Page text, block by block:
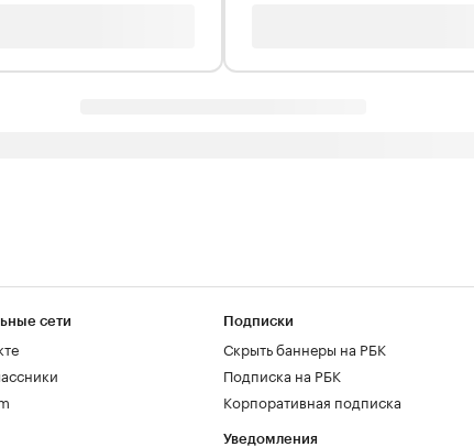
сети Подписки
Скрыть баннеры на РБК
Подписка на РБК
Корпоративная подписка
Уведомления